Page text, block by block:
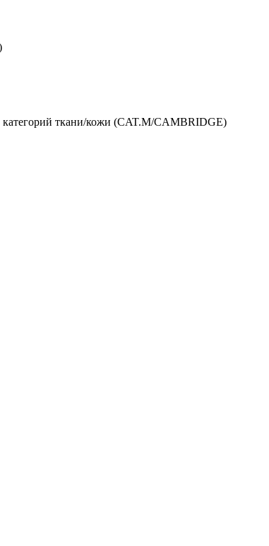
категорий ткани/кожи (CAT.M/CAMBRIDGE)